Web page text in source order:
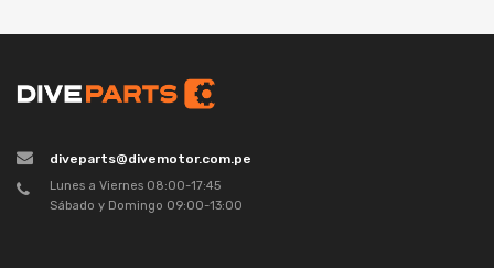
diveparts@divemotor.com.pe
Lunes a Viernes 08:00-17:45
Sábado y Domingo 09:00-13:00